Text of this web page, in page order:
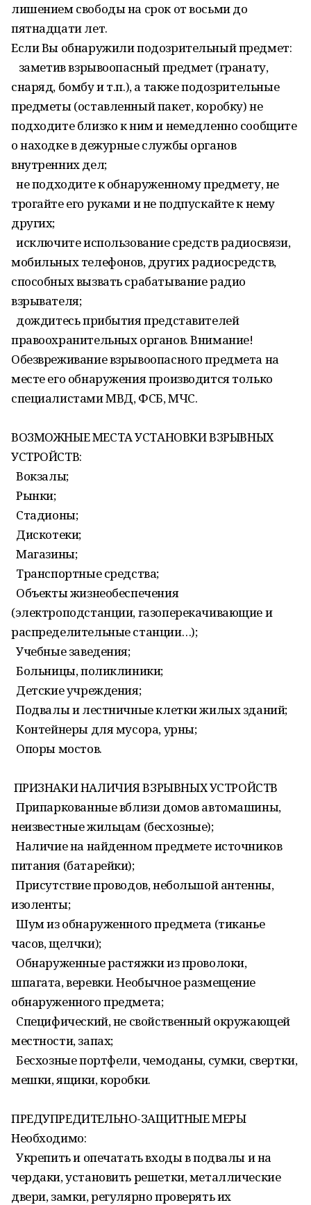
лишением свободы на срок от восьми до
пятнадцати лет.
Если Вы обнаружили подозрительный предмет:
заметив взрывоопасный предмет (гранату,
снаряд, бомбу и т.п.), а также подозрительные
предметы (оставленный пакет, коробку) не
подходите близко к ним и немедленно сообщите
о находке в дежурные службы органов
внутренних дел;
не подходите к обнаруженному предмету, не
трогайте его руками и не подпускайте к нему
других;
исключите использование средств радиосвязи,
мобильных телефонов, других радиосредств,
способных вызвать срабатывание радио
взрывателя;
дождитесь прибытия представителей
правоохранительных органов. Внимание!
Обезвреживание взрывоопасного предмета на
месте его обнаружения производится только
специалистами МВД, ФСБ, МЧС.
ВОЗМОЖНЫЕ МЕСТА УСТАНОВКИ ВЗРЫВНЫХ
УСТРОЙСТВ:
Вокзалы;
Рынки;
Стадионы;
Дискотеки;
Магазины;
Транспортные средства;
Объекты жизнеобеспечения
(электроподстанции, газоперекачивающие и
распределительные станции…);
Учебные заведения;
Больницы, поликлиники;
Детские учреждения;
Подвалы и лестничные клетки жилых зданий;
Контейнеры для мусора, урны;
Опоры мостов.
ПРИЗНАКИ НАЛИЧИЯ ВЗРЫВНЫХ УСТРОЙСТВ
Припаркованные вблизи домов автомашины,
неизвестные жильцам (бесхозные);
Наличие на найденном предмете источников
питания (батарейки);
Присутствие проводов, небольшой антенны,
изоленты;
Шум из обнаруженного предмета (тиканье
часов, щелчки);
Обнаруженные растяжки из проволоки,
шпагата, веревки. Необычное размещение
обнаруженного предмета;
Специфический, не свойственный окружающей
местности, запах;
Бесхозные портфели, чемоданы, сумки, свертки,
мешки, ящики, коробки.
ПРЕДУПРЕДИТЕЛЬНО-ЗАЩИТНЫЕ МЕРЫ
Необходимо:
Укрепить и опечатать входы в подвалы и на
чердаки, установить решетки, металлические
двери, замки, регулярно проверять их